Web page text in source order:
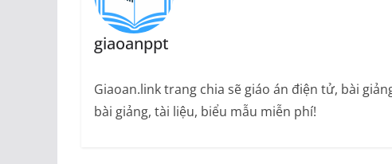
giaoanppt
Giaoan.link trang chia sẽ giáo án điện tử, bài
bài giảng, tài liệu, biểu mẫu miễn phí!